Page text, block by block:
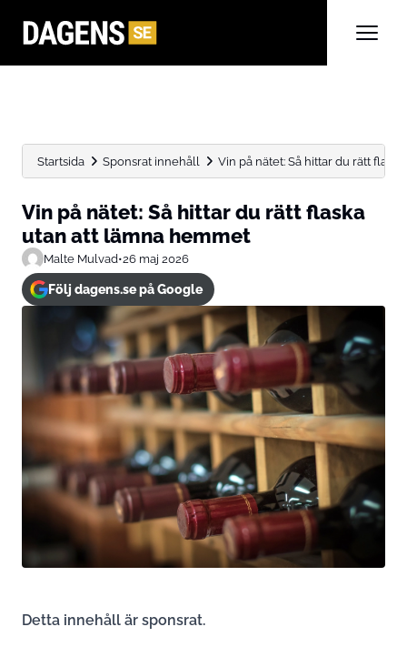
Startsida Sponsrat innehåll Vin på nätet: Så hittar du rätt flaska
Vin på nätet: Så hittar du rätt flaska
utan att lämna hemmet
Malte Mulvad•26 maj 2026
Följ dagens.se på Google
Detta innehåll är sponsrat.